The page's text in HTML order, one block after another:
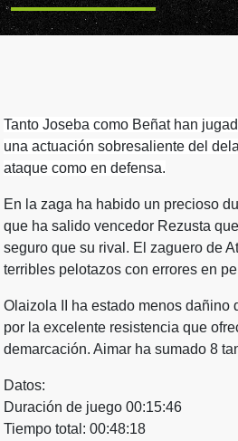
Tanto Joseba como Beñat han
una actuación sobresaliente del
ataque como en defensa.
En la zaga ha habido un precioso
que ha salido vencedor Rezusta
seguro que su rival. El zaguero de
terribles pelotazos con errores en
Olaizola II ha estado menos dañino
por la excelente resistencia que
demarcación. Aimar ha sumado 8
Datos:
Duración de juego 00:15:46
Tiempo total: 00:48:18